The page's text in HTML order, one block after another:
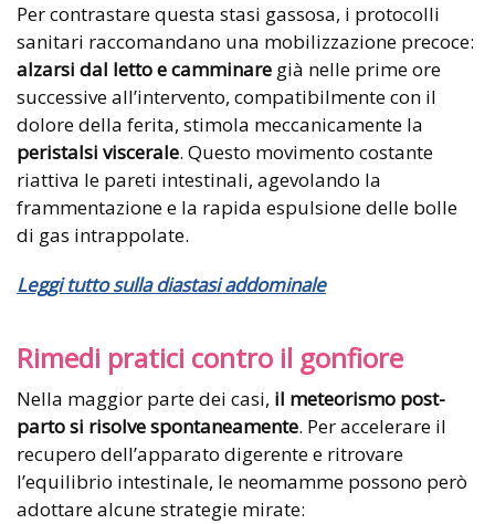
Per contrastare questa stasi gassosa, i protocolli
sanitari raccomandano una mobilizzazione precoce:
alzarsi dal letto e camminare già nelle prime ore
successive all’intervento, compatibilmente con il
dolore della ferita, stimola meccanicamente la
peristalsi viscerale. Questo movimento costante
riattiva le pareti intestinali, agevolando la
frammentazione e la rapida espulsione delle bolle
di gas intrappolate.
Leggi tutto sulla diastasi addominale
Rimedi pratici contro il gonfiore
Nella maggior parte dei casi, il meteorismo post-
parto si risolve spontaneamente. Per accelerare il
recupero dell’apparato digerente e ritrovare
l’equilibrio intestinale, le neomamme possono però
adottare alcune strategie mirate: